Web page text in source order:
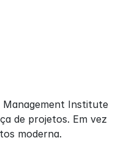
Management Institute
de projetos. Em vez
moderna.